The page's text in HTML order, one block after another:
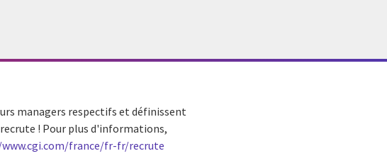
managers respectifs et définissent
! Pour plus d'informations,
france/fr-fr/recrute